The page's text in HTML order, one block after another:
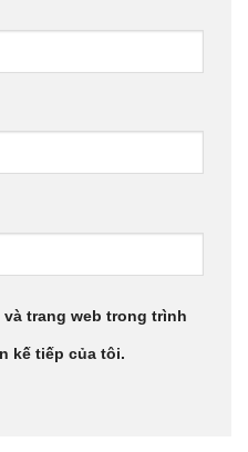
trang web trong trình
kế tiếp của tôi.